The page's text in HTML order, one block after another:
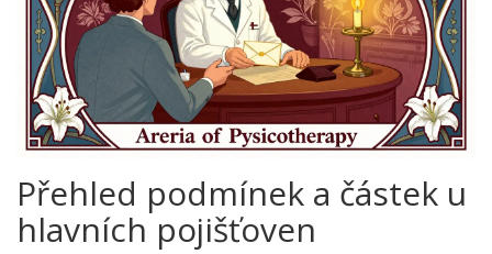
Přehled podmínek a částek u
hlavních pojišťoven